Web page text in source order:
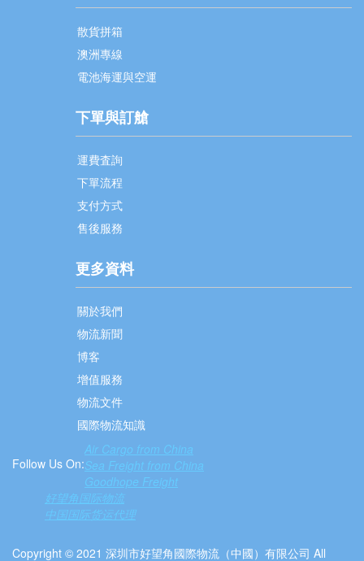
散貨拼箱
澳洲專線
電池海運與空運
下單與訂艙
運費査詢
下單流程
支付方式
售後服務
更多資料
關於我們
物流新聞
博客
增值服務
物流文件
國際物流知識
Follow Us On:
Air Cargo from China
Sea Freight from China
Goodhope Freight
好望角国际物流
中国国际货运代理
Copyright © 2021 深圳市好望角國際物流（中國）有限公司 All